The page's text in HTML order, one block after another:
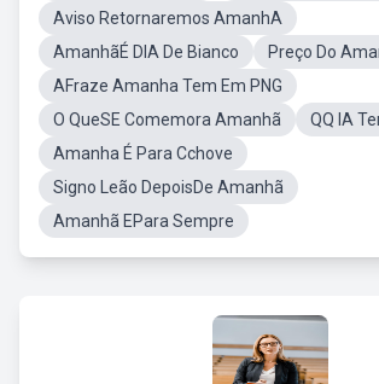
Aviso Retornaremos AmanhA
AmanhãÉ DIA De Bianco
Preço Do
AFraze Amanha Tem Em PNG
O QueSE Comemora Amanhã
QQ IA
Amanha É Para Cchove
Signo Leão DepoisDe Amanhã
Amanhã EPara Sempre